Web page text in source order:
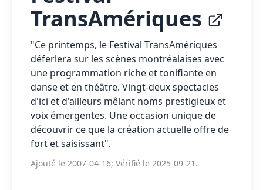
TransAmériques
"Ce printemps, le Festival TransAmériques
déferlera sur les scènes montréalaises avec
une programmation riche et tonifiante en
danse et en théâtre. Vingt-deux spectacles
d'ici et d'ailleurs mêlant noms prestigieux et
voix émergentes. Une occasion unique de
découvrir ce que la création actuelle offre de
fort et saisissant".
Ajouté le 2007-04-16; Vérifié le 2025-09-21.